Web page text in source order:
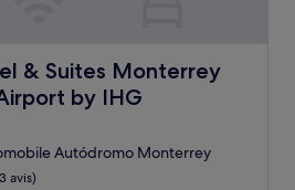
& Suites Monterrey
by IHG
Monterrey Apodaca Zona
Autódromo Monterrey
avis)